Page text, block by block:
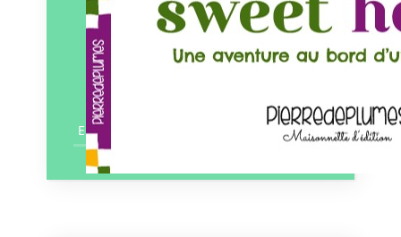
En savoir plus